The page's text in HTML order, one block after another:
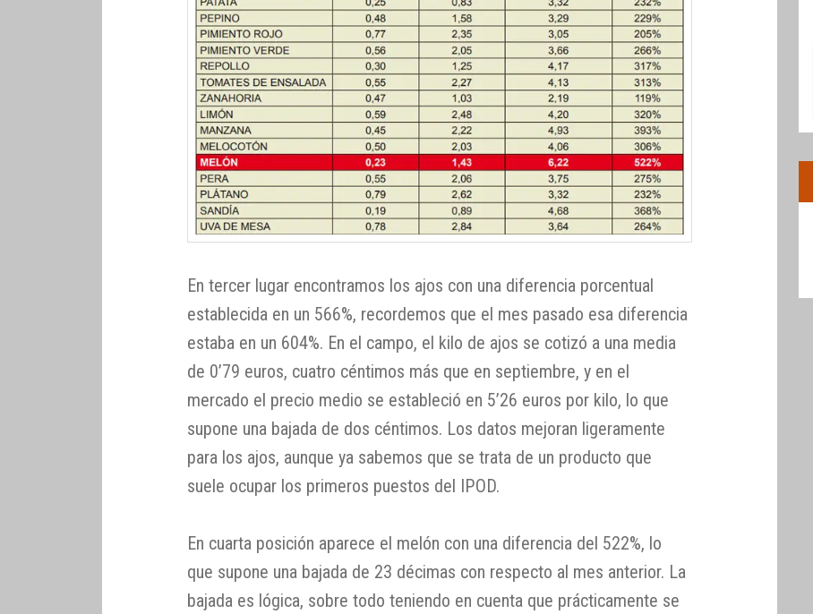
En tercer lugar encontramos los ajos con una diferencia porcentual
establecida en un 566%, recordemos que el mes pasado esa diferencia
estaba en un 604%. En el campo, el kilo de ajos se cotizó a una media
de 0’79 euros, cuatro céntimos más que en septiembre, y en el
mercado el precio medio se estableció en 5’26 euros por kilo, lo que
supone una bajada de dos céntimos. Los datos mejoran ligeramente
para los ajos, aunque ya sabemos que se trata de un producto que
suele ocupar los primeros puestos del IPOD.
En cuarta posición aparece el melón con una diferencia del 522%, lo
que supone una bajada de 23 décimas con respecto al mes anterior. La
bajada es lógica, sobre todo teniendo en cuenta que prácticamente se